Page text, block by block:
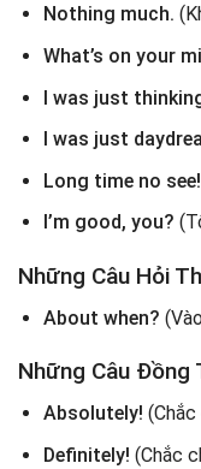
Nothing much.
What’s on your
I was just
I was just
Long time no see!
I’m good, you?
Những Câu Hỏi
About when?
Những Câu Đồng
Absolutely!
Definitely! (Chắc